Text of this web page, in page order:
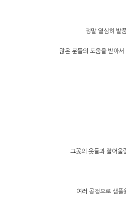
정말 열심히 발
많은 분들의 도움을 받아서
그꽃의 옷들과 잘어울
여러 공정으로 샘플